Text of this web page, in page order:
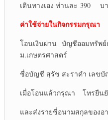
เดินทางเอง ท่านละ 390 บ
ค่าใช้จ่ายในกิจกรรมกรุณา
โอนเงินผ่าน บัญชีออมทรัพ
ม.เกษตรศาสตร์
ชื่อบัญชี สุรัช สะราคำ เลขบั
เมื่อโอนแล้วกรุณา โทรยืนยั
และส่งรายชื่อนามสกุลของอ